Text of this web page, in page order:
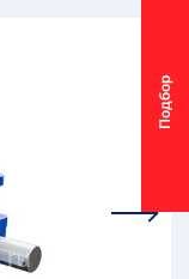
П
о
д
б
о
р
м
о
т
о
р
-
р
е
д
у
к
т
о
р